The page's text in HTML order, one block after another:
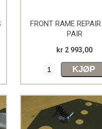
FRONT RAME
PAIR
kr 2 993,00
KJØP